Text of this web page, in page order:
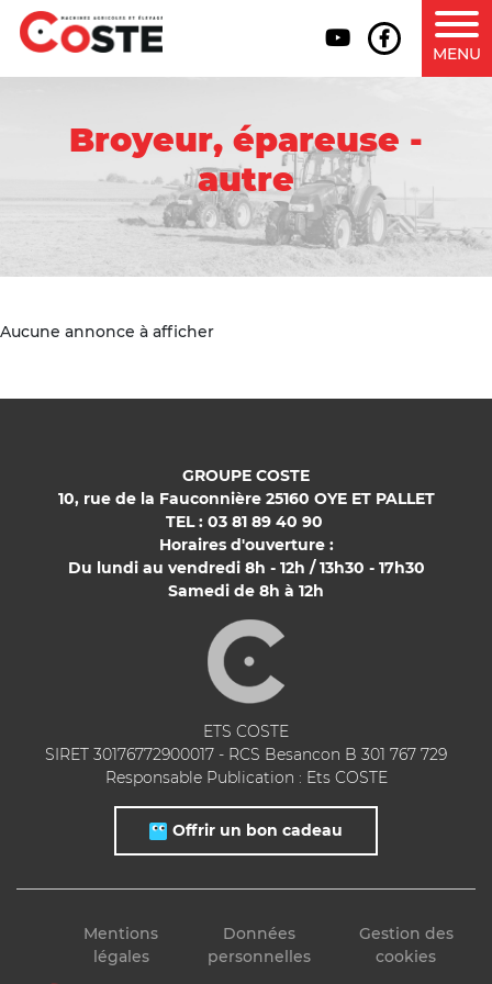
MENU
Broyeur, épareuse -
autre
Aucune annonce à afficher
GROUPE COSTE
10, rue de la Fauconnière 25160 OYE ET PALLET
TEL : 03 81 89 40 90
Horaires d'ouverture :
Du lundi au vendredi 8h - 12h / 13h30 - 17h30
Samedi de 8h à 12h
ETS COSTE
SIRET 30176772900017 - RCS Besancon B 301 767 729
Responsable Publication : Ets COSTE
Offrir un bon cadeau
Mentions
légales
Données
personnelles
Gestion des
cookies